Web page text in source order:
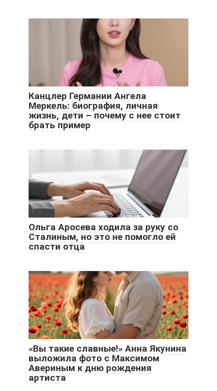
Канцлер Германии Ангела
Меркель: биография, личная
жизнь, дети – почему с нее стоит
брать пример
Ольга Аросева ходила за руку со
Сталиным, но это не помогло ей
спасти отца
«Вы такие славные!» Анна Якунина
выложила фото с Максимом
Авериным к дню рождения
артиста